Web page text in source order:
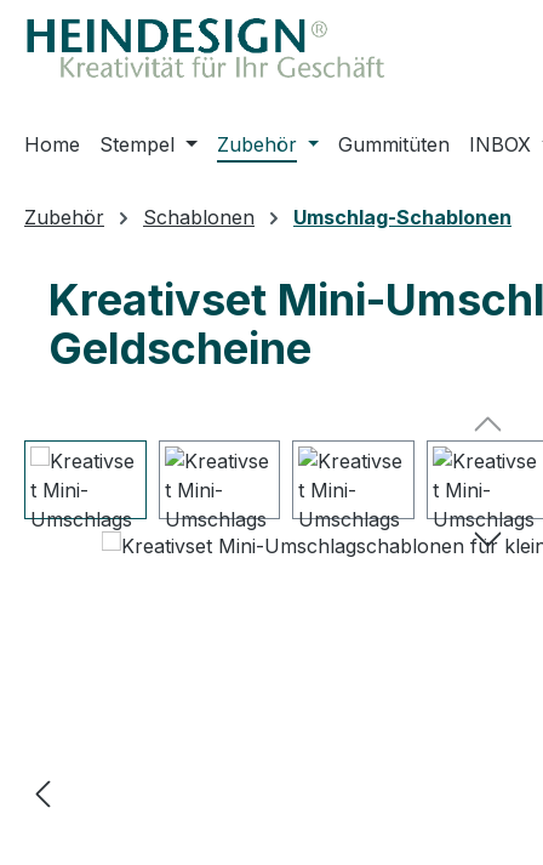
Hauptinhalt springen
Zur Suche springen
Zur Hauptnavigation springen
Home Stempel Zubehör Gummitüten INBOX
Zubehör Schablonen Umschlag-Schablonen
Kreativset Mini-
Geldscheine